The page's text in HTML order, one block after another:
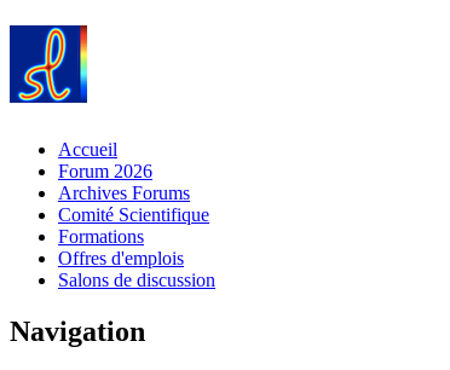
Accueil
Forum 2026
Archives Forums
Comité Scientifique
Formations
Offres d'emplois
Salons de discussion
Navigation